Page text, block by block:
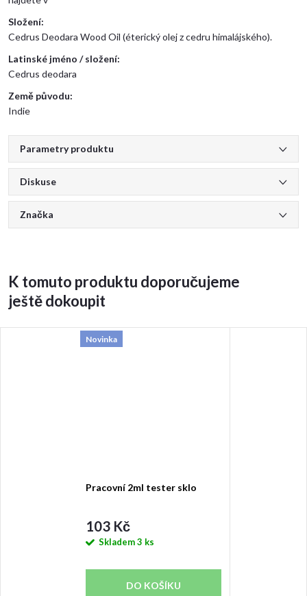
Složení:
Cedrus Deodara Wood Oil (éterický olej z cedru himalájského).
Latinské jméno / složení:
Cedrus deodara
Země původu:
Indie
Parametry produktu
Diskuse
Značka
K tomuto produktu doporučujeme
ještě dokoupit
Novinka
Pracovní 2ml tester sklo
103 Kč
Skladem3 ks
DO KOŠÍKU